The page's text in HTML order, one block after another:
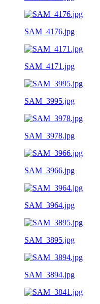
SAM_4176.jpg
SAM_4171.jpg
SAM_3995.jpg
SAM_3978.jpg
SAM_3966.jpg
SAM_3964.jpg
SAM_3895.jpg
SAM_3894.jpg